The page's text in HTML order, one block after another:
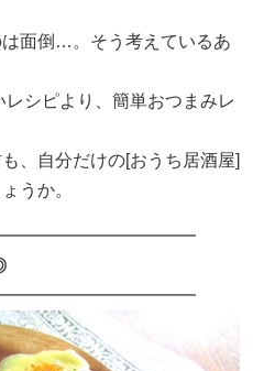
業所案内
面倒…。そう考えているあ
シピより、簡単おつまみレ
、自分だけの[おうち居酒屋]
うか。